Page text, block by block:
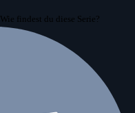
Wie findest du diese Serie?